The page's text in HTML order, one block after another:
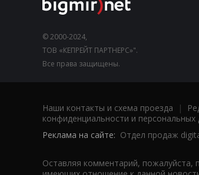
© 2000-2024,
ТОВ «КЕПРЕЙТ ПАРТНЕРС»".
Все права защищены.
Наши контакты и схема проезда |
конфиденциальности и персональных
Реклама на сайте: Отдел продаж
Оставляя комментарий, пожалуйста,